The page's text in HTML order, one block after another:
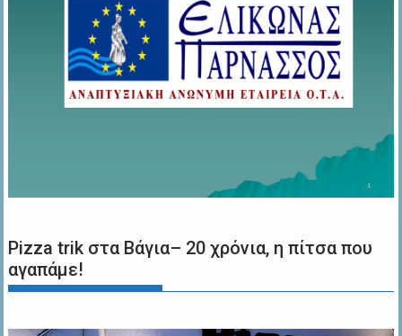
Pizza trik στα Βάγια– 20 χρόνια, η πίτσα που
αγαπάμε!